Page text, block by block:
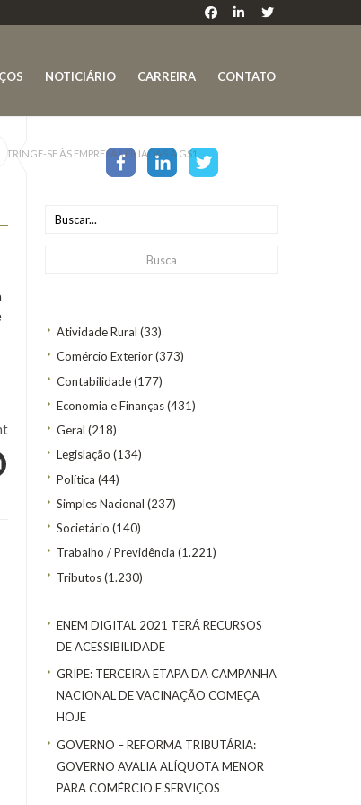
NOTICIÁRIO CARREIRA CONTATO
Atividade Rural (33)
Comércio Exterior(373)
Contabilidade(177)
Economia e Finanças(431)
Geral (218)
Legislação (134)
Política (44)
Simples Nacional (237)
Societário (140)
Trabalho / Previdência (1.221)
Tributos(1.230)
ENEM DIGITAL 2021 TERÁ RECURSOS
DE ACESSIBILIDADE
GRIPE: TERCEIRA ETAPA DA CAMPANHA
NACIONAL DE VACINAÇÃO COMEÇA
HOJE
GOVERNO – REFORMA TRIBUTÁRIA:
GOVERNO AVALIA ALÍQUOTA MENOR
PARA COMÉRCIO E SERVIÇOS
SE ÀS EMPRESAS FILIADAS À GS1